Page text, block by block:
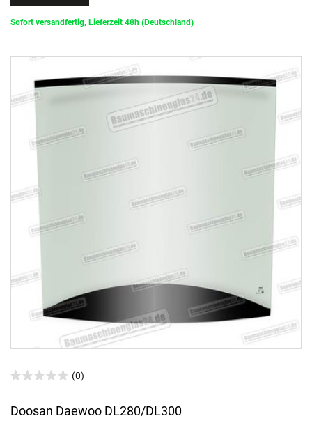
Sofort versandfertig, Lieferzeit 48h (Deutschland)
(0)
Doosan Daewoo DL280/DL300